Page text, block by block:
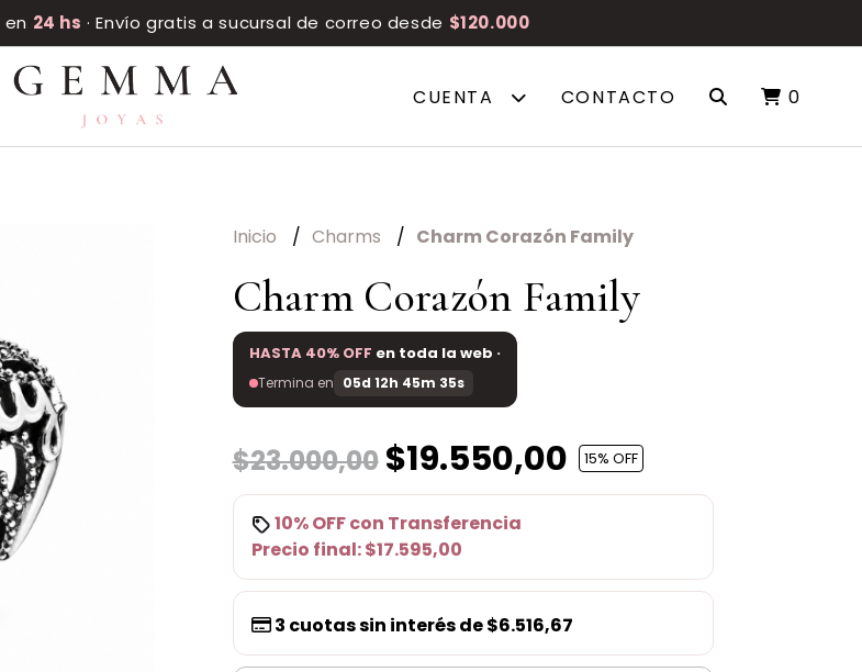
en 24 hs · Envío gratis a sucursal de correo desde $120.000
CUENTA CONTACTO 0
Inicio Charms Charm Corazón Family
Charm Corazón Family
HASTA 40% OFF en toda la web ·
Termina en 05d 12h 45m 34s
$23.000,00$19.550,00 15% OFF
10% OFFcon Transferencia
Precio final:$17.595,00
3 cuotas sin interés de$6.516,67